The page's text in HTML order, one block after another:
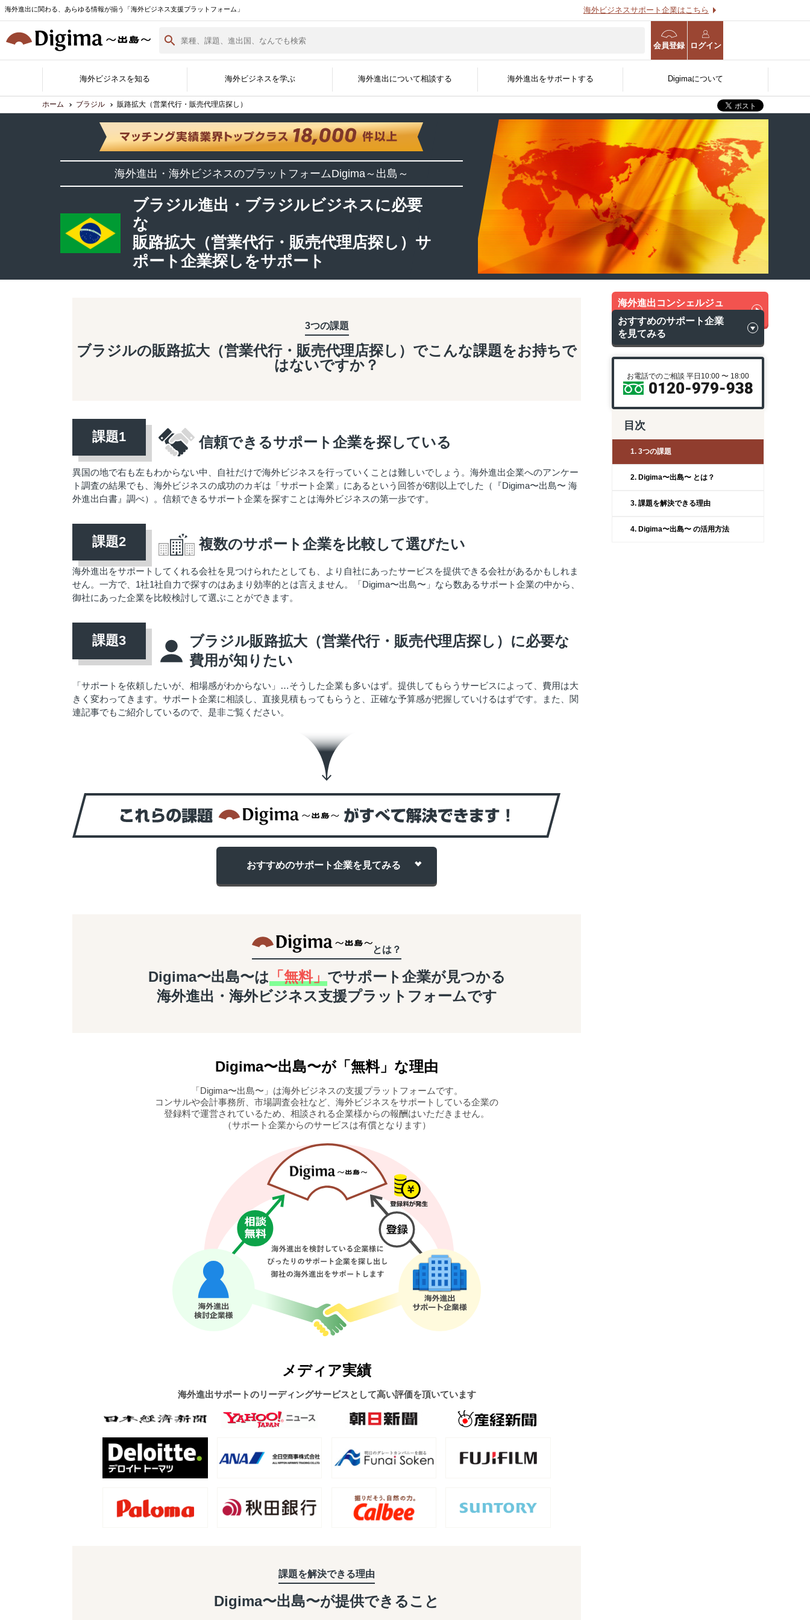
海外進出に関わる、あらゆる情報が揃う「海外ビジネス支援プラットフォーム」 海外ビジネスサポート企業はこちら
会員登録 ログイン
海外ビジネスを知る
各国の最新情報 海外ビジネスノウハウ 海外ビジネスコラム 海外進出事例
海外進出企業
インタビュー
海外ビジネスを学ぶ
Digima Library
資料ダウンロード
海外進出白書
（最新版）
無料会員登録 海外ビジネスセミナー 海外ビジネスEXPO
海外進出について相談する
無料相談窓口 サポート企業一覧 サポートジャンル
現地企業と繋がる
開国アポイントメント
グローバル人材を採用する
開国エンジン〜縁人〜
海外進出WEB診断
海外事業計画策定支援サー
ビス
海外進出をサポートする
サポート企業ができること サポート企業の登録・詳細 資料掲載について 広告掲載について 展示会に出展する
官公庁/公的機関/金融機関
向け
Digimaについて
Digimaとは 海外イベント実績紹介 メディア掲載実績 よくある質問 運営会社
ホーム ブラジル 販路拡大（営業代行・販売代理店探し）
海外進出・海外ビジネスのプラットフォームDigima～出島～
ブラジル進出・ブラジルビジネスに必要
な
販路拡大（営業代行・販売代理店探し）サ
ポート企業探しをサポート
3つの課題
ブラジルの販路拡大（営業代行・販売代理店探し）でこんな課題をお持ちで
はないですか？
信頼できるサポート企業を探している
異国の地で右も左もわからない中、自社だけで海外ビジネスを行っていくことは難しいでしょう。海外進出企業へのアンケー
ト調査の結果でも、海外ビジネスの成功のカギは「サポート企業」にあるという回答が6割以上でした（『Digima〜出島〜 海
外進出白書』調べ）。信頼できるサポート企業を探すことは海外ビジネスの第一歩です。
複数のサポート企業を比較して選びたい
海外進出をサポートしてくれる会社を見つけられたとしても、より自社にあったサービスを提供できる会社があるかもしれま
せん。一方で、1社1社自力で探すのはあまり効率的とは言えません。「Digima〜出島〜」なら数あるサポート企業の中から、
御社にあった企業を比較検討して選ぶことができます。
ブラジル販路拡大（営業代行・販売代理店探し）に必要な
費用が知りたい
「サポートを依頼したいが、相場感がわからない」…そうした企業も多いはず。提供してもらうサービスによって、費用は大
きく変わってきます。サポート企業に相談し、直接見積もってもらうと、正確な予算感が把握していけるはずです。また、関
連記事でもご紹介しているので、是非ご覧ください。
おすすめのサポート企業を 見てみる
とは？
Digima〜出島〜は 「無料」 でサポート企業が見つかる
海外進出・海外ビジネス支援プラットフォームです
Digima〜出島〜が「無料」な理由
「Digima〜出島〜」は海外ビジネスの支援プラットフォームです。
コンサルや会計事務所、市場調査会社など、海外ビジネスをサポートしている企業の
登録料で運営されているため、相談される企業様からの報酬はいただきません。
（サポート企業からのサービスは有償となります）
メディア実績
海外進出サポートのリーディングサービスとして高い評価を頂いています
課題を解決できる理由
Digima〜出島〜が提供できること
海外進出コンシェルジュ
に無料相談
おすすめのサポート企業
を見てみる
お電話でのご相談 平日10:00 〜 18:00
目次
1. 3つの課題
2. Digima〜出島〜 とは？
3. 課題を解決できる理由
4. Digima〜出島〜 の活用方法